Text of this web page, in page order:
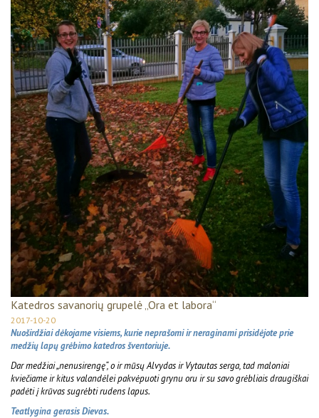
Katedros savanorių grupelė „Ora et labora“
2017-10-20
Nuoširdžiai dėkojame visiems, kurie neprašomi ir neraginami prisidėjote prie
medžių lapų grėbimo katedros šventoriuje.
Dar medžiai „nenusirengę“, o ir mūsų Alvydas ir Vytautas serga, tad maloniai
kviečiame ir kitus valandėlei pakvėpuoti grynu oru ir su savo grėbliais draugiškai
padėti į krūvas sugrėbti rudens lapus.
Teatlygina gerasis Dievas.